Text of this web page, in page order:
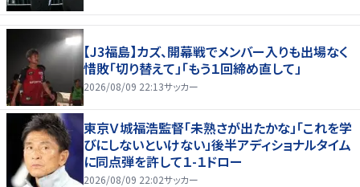
【J3福島】カズ、開幕戦でメンバー入りも出場なく
惜敗「切り替えて」「もう１回締め直して」
2026/08/09 22:13サッカー
東京Ｖ城福浩監督「未熟さが出たかな」「これを学
びにしないといけない」後半アディショナルタイム
に同点弾を許して１-１ドロー
2026/08/09 22:02サッカー